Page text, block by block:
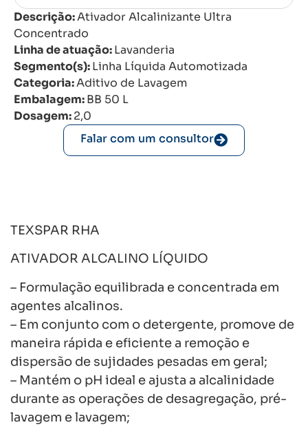
Descrição:Ativador Alcalinizante Ultra
Concentrado
Linha de atuação:Lavanderia
Segmento(s):Linha Líquida Automotizada
Categoria:Aditivo de Lavagem
Embalagem:BB 50 L
Dosagem:2,0
Falar com um consultor
TEXSPAR RHA
ATIVADOR ALCALINO LÍQUIDO
– Formulação equilibrada e concentrada em
agentes alcalinos.
– Em conjunto com o detergente, promove de
maneira rápida e eficiente a remoção e
dispersão de sujidades pesadas em geral;
– Mantém o pH ideal e ajusta a alcalinidade
durante as operações de desagregação, pré-
lavagem e lavagem;